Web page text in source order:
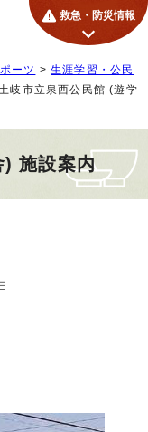
救急・防災情報
ーツ >生涯学習・公民
岐市立泉西公民館 (遊学
) 施設案内